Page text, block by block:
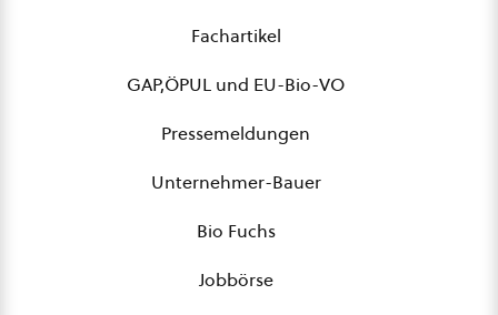
Fachartikel
GAP,ÖPUL und EU-Bio-VO
Pressemeldungen
Unternehmer-Bauer
Bio Fuchs
Jobbörse